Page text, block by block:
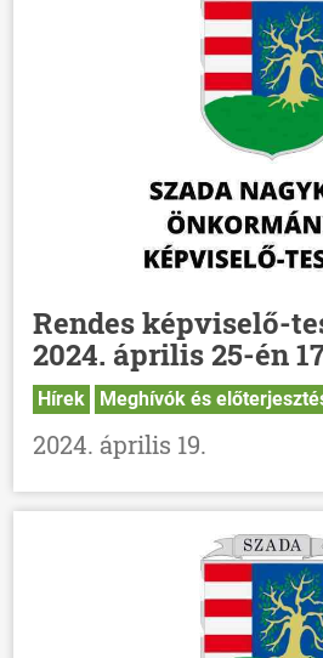
Rendes képviselő-
2024. április 25-én
Hírek Meghívók és
2024. április 19.